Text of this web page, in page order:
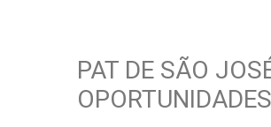
PAT DE SÃO